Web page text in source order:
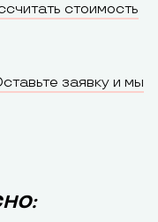
стоимость
заявку и мы